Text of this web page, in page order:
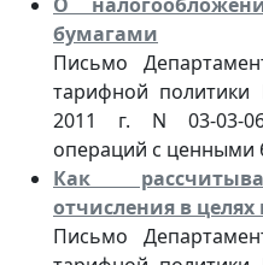
бумагами
Письмо
тарифной
2011 г. N 03-03-
операций с ценными
Как
отчисления в
Письмо